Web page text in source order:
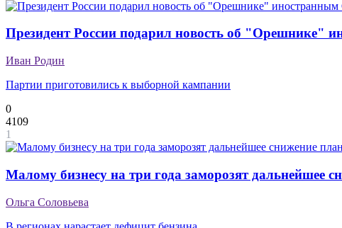
Президент России подарил новость об "Орешнике"
Иван Родин
Партии приготовились к выборной кампании
0
4109
1
Малому бизнесу на три года заморозят дальнейшее
Ольга Соловьева